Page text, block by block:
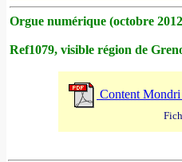
Orgue numérique (octobre
Ref1079, visible région de
Content